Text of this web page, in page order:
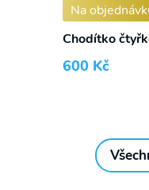
Na
Chodítko
600 Kč